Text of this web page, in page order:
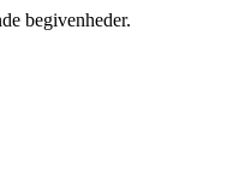
begivenheder.